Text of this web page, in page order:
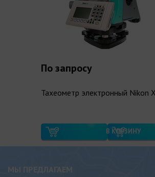
По запросу
Тахеометр электронный Nikon
В КОРЗИНУ
МЫ ПРЕДЛАГАЕМ